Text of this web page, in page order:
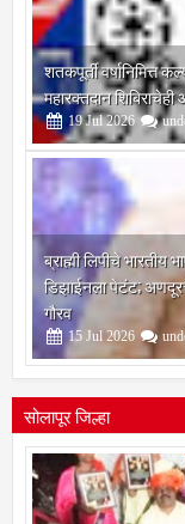
शतकपूर्ती वर्षानिमित्त
महारक्तदान
19 Jul 2026
ब्राह्मी लिपीचे भारतीय
डिझाईनला पेटंट;
गौरव
15 Jul 2026
सोलापूर जिल्हा